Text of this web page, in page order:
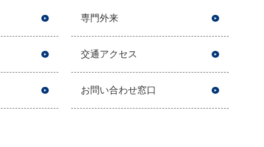
専門外来
交通アクセス
お問い合わせ窓口